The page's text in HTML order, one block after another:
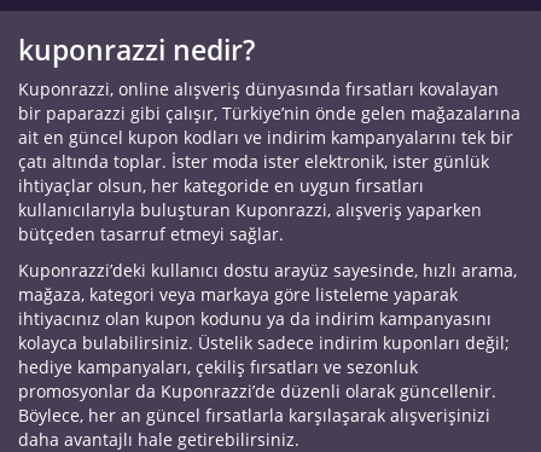
kuponrazzi nedir?
Kuponrazzi, online alışveriş dünyasında fırsatları kovalayan
bir paparazzi gibi çalışır, Türkiye’nin önde gelen mağazalarına
ait en güncel kupon kodları ve indirim kampanyalarını tek bir
çatı altında toplar. İster moda ister elektronik, ister günlük
ihtiyaçlar olsun, her kategoride en uygun fırsatları
kullanıcılarıyla buluşturan Kuponrazzi, alışveriş yaparken
bütçeden tasarruf etmeyi sağlar.
Kuponrazzi’deki kullanıcı dostu arayüz sayesinde, hızlı arama,
mağaza, kategori veya markaya göre listeleme yaparak
ihtiyacınız olan kupon kodunu ya da indirim kampanyasını
kolayca bulabilirsiniz. Üstelik sadece indirim kuponları değil;
hediye kampanyaları, çekiliş fırsatları ve sezonluk
promosyonlar da Kuponrazzi’de düzenli olarak güncellenir.
Böylece, her an güncel fırsatlarla karşılaşarak alışverişinizi
daha avantajlı hale getirebilirsiniz.